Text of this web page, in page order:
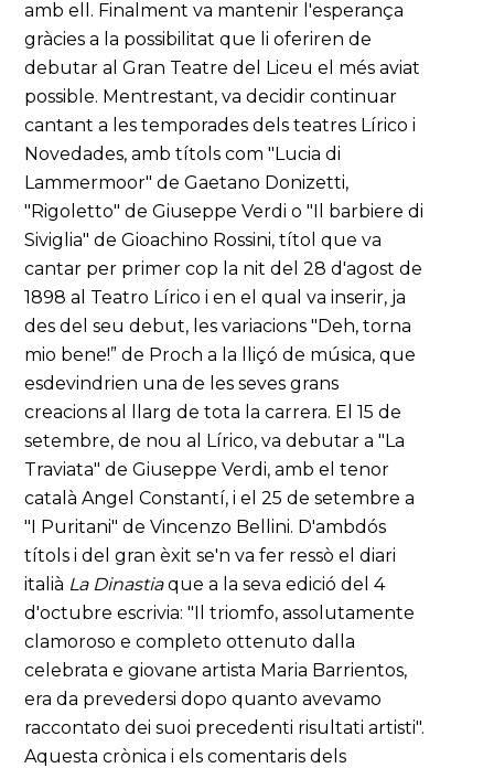
amb ell. Finalment va mantenir l'esperança
gràcies a la possibilitat que li oferiren de
debutar al Gran Teatre del Liceu el més aviat
possible. Mentrestant, va decidir continuar
cantant a les temporades dels teatres Lírico i
Novedades, amb títols com "Lucia di
Lammermoor" de Gaetano Donizetti,
"Rigoletto" de Giuseppe Verdi o "Il barbiere di
Siviglia" de Gioachino Rossini, títol que va
cantar per primer cop la nit del 28 d'agost de
1898 al Teatro Lírico i en el qual va inserir, ja
des del seu debut, les variacions "Deh, torna
mio bene!” de Proch a la lliçó de música, que
esdevindrien una de les seves grans
creacions al llarg de tota la carrera. El 15 de
setembre, de nou al Lírico, va debutar a "La
Traviata" de Giuseppe Verdi, amb el tenor
català Angel Constantí, i el 25 de setembre a
"I Puritani" de Vincenzo Bellini. D'ambdós
títols i del gran èxit se'n va fer ressò el diari
italià La Dinastiaque a la seva edició del 4
d'octubre escrivia: "Il triomfo, assolutamente
clamoroso e completo ottenuto dalla
celebrata e giovane artista Maria Barrientos,
era da prevedersi dopo quanto avevamo
raccontato dei suoi precedenti risultati artisti".
Aquesta crònica i els comentaris dels